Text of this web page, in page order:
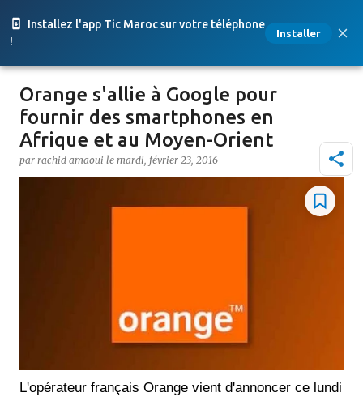
Installez l'app Tic Maroc sur votre téléphone
!
Installer
Accéder au contenu principal
Orange s'allie à Google pour
fournir des smartphones en
Afrique et au Moyen-Orient
par rachid amaoui le mardi, février 23, 2016
L'opérateur français Orange vient d'annoncer ce lundi